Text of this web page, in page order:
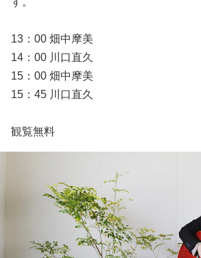
13：00 畑中摩美
14：00 川口直久
15：00 畑中摩美
15：45 川口直久
観覧無料